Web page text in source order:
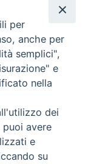
riservati - Vita
per
anche per
semplici",
e
nella
dei
avere
e
su